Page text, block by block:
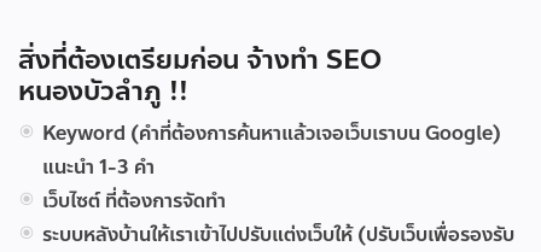
สิ่งที่ต้องเตรียมก่อน จ้างทำ SEO
หนองบัวลำภู !!
Keyword (คำที่ต้องการค้นหาแล้วเจอเว็บเราบน Google)
แนะนำ 1-3 คำ
เว็บไซต์ ที่ต้องการจัดทำ
ระบบหลังบ้านให้เราเข้าไปปรับแต่งเว็บให้ (ปรับเว็บเพื่อรองรับ